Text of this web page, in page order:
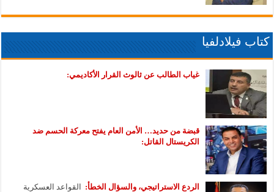
كتاب فيلادلفيا
غياب الطالب عن ثالوث القرار الأكاديمي:
قبضة من حديد… الأمن العام يفتح معركة الحسم ضد
الكريستال القاتل:
الردع الاستراتيجي، والسؤال الخطأ: القواعد العسكرية